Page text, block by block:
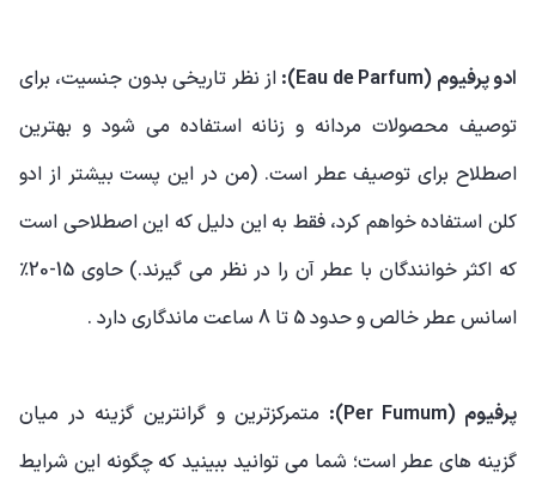
ادو پرفیوم (Eau de Parfum):
از نظر تاریخی بدون جنسیت، برای
توصیف محصولات مردانه و زنانه استفاده می شود و بهترین
اصطلاح برای توصیف عطر است. (من در این پست بیشتر از ادو
کلن استفاده خواهم کرد، فقط به این دلیل که این اصطلاحی است
که اکثر خوانندگان با عطر آن را در نظر می گیرند.) حاوی 15-20٪
اسانس عطر خالص و حدود 5 تا 8 ساعت ماندگاری دارد .
پرفیوم (Per Fumum):
متمرکزترین و گرانترین گزینه در میان
گزینه های عطر است؛ شما می توانید ببینید که چگونه این شرایط